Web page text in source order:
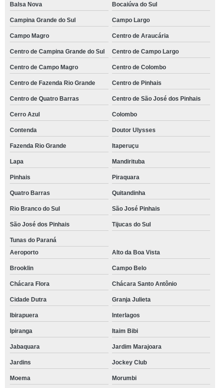
Balsa Nova Bocaiúva do Sul
Campina Grande do Sul Campo Largo
Campo Magro Centro de Araucária
Centro de Campina Grande do Sul Centro de Campo Largo
Centro de Campo Magro Centro de Colombo
Centro de Fazenda Rio Grande Centro de Pinhais
Centro de Quatro Barras Centro de São José dos Pinhais
Cerro Azul Colombo
Contenda Doutor Ulysses
Fazenda Rio Grande Itaperuçu
Lapa Mandirituba
Pinhais Piraquara
Quatro Barras Quitandinha
Rio Branco do Sul São José Pinhais
São José dos Pinhais Tijucas do Sul
Tunas do Paraná
Aeroporto
Alto da Boa Vista
Brooklin Campo Belo
Chácara Flora Chácara Santo Antônio
Cidade Dutra Granja Julieta
Ibirapuera Interlagos
Ipiranga Itaim Bibi
Jabaquara Jardim Marajoara
Jardins Jockey Club
Moema Morumbi